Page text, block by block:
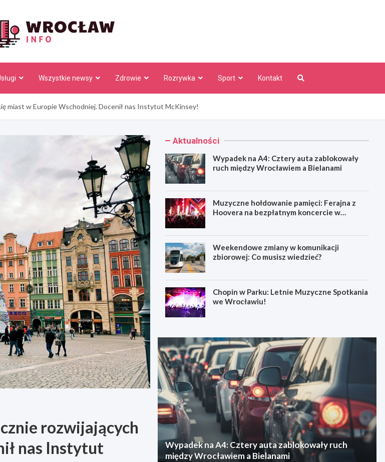
Wszystkie newsy Zdrowie Rozrywka Sport Kontakt
miast w Europie Wschodniej. Docenił nas Instytut McKinsey!
rozwijających
nas Instytut
Aktualności
Wypadek na A4: Cztery auta zablokowały
ruch między Wrocławiem a Bielanami
Muzyczne hołdowanie pamięci: Ferajna z
Hoovera na bezpłatnym koncercie w
Weekendowe zmiany w komunikacji
zbiorowej: Co musisz wiedzieć?
Chopin w Parku: Letnie Muzyczne Spotkania
we Wrocławiu!
Wypadek na A4: Cztery auta zablokowały ruch
między Wrocławiem a Bielanami